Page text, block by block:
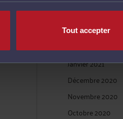
Tout accepter
Mai 2021
Mars 2021
Février 2021
Janvier 2021
Décembre 2020
Novembre 2020
Octobre 2020